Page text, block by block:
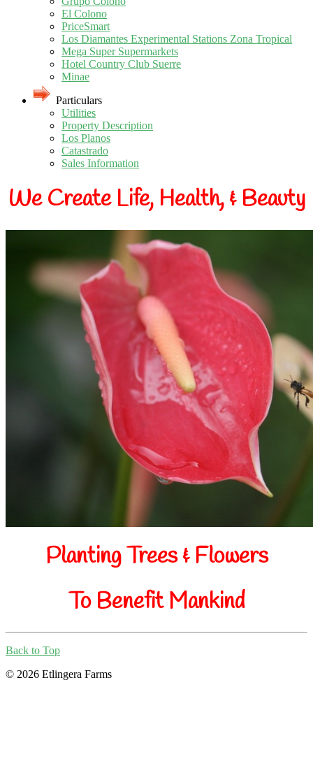
El Colono
PriceSmart
Los Diamantes Experimental Stations Zona Tropical
Mega Super Supermarkets
Hotel Country Club Suerre
Minae
Particulars
Utilities
Property Description
Los Planos
Catastrado
Sales Information
We Create Life, Health, & Beauty
Planting Trees & Flowers
To Benefit Mankind
Back to Top
© 2026 Etlingera Farms